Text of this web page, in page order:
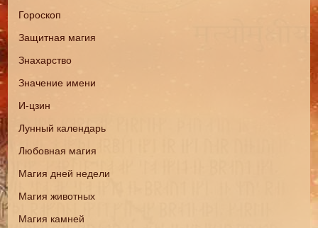
Гороскоп
Защитная магия
Знахарство
Значение имени
И-цзин
Лунный календарь
Любовная магия
Магия дней недели
Магия животных
Магия камней